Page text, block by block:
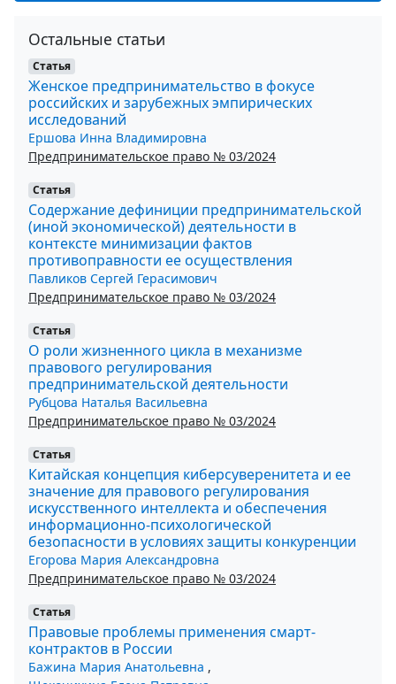
Остальные статьи
Статья
Женское предпринимательство в фокусе
российских и зарубежных эмпирических
исследований
Ершова Инна Владимировна
Предпринимательское право № 03/2024
Статья
Содержание дефиниции предпринимательской
(иной экономической) деятельности в
контексте минимизации фактов
противоправности ее осуществления
Павликов Сергей Герасимович
Предпринимательское право № 03/2024
Статья
О роли жизненного цикла в механизме
правового регулирования
предпринимательской деятельности
Рубцова Наталья Васильевна
Предпринимательское право № 03/2024
Статья
Китайская концепция киберсуверенитета и ее
значение для правового регулирования
искусственного интеллекта и обеспечения
информационно-психологической
безопасности в условиях защиты конкуренции
Егорова Мария Александровна
Предпринимательское право № 03/2024
Статья
Правовые проблемы применения смарт-
контрактов в России
Бажина Мария Анатольевна ,